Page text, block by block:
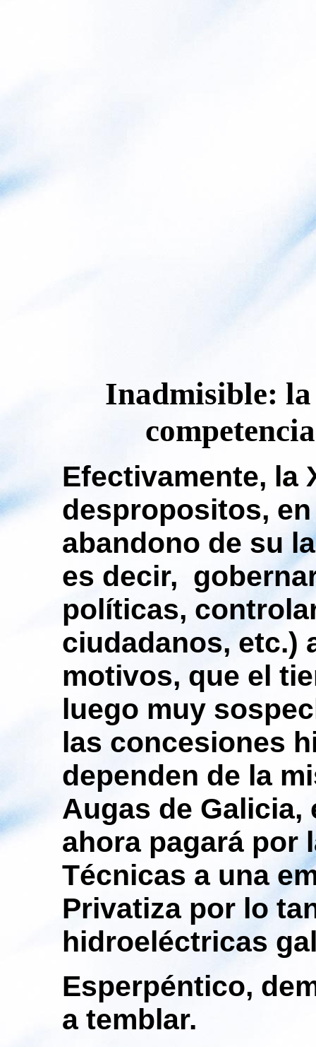
Inadmisible:
Efectivamente, la
despropositos,
abandono de su
es decir,
políticas,
ciudadanos, etc.)
motivos, que el
luego muy
las concesiones
dependen de la
Augas de Galicia,
ahora pagará por
Técnicas a una
Privatiza por lo
hidroeléctricas
Esperpéntico,
a temblar.